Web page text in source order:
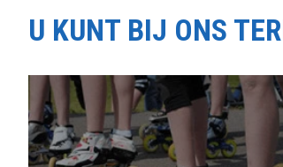
U KUNT BIJ ONS